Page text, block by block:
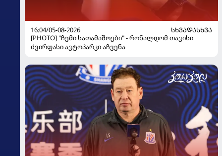
16:04/05-08-2026
ᲡᲮᲕᲐᲓᲐᲡᲮᲕᲐ
[PHOTO] "ჩემი სათამაშოები" - რონალდომ თავისი
ძვირფასი ავტოპარკი აჩვენა